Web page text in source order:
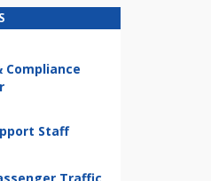
Compliance
Staff